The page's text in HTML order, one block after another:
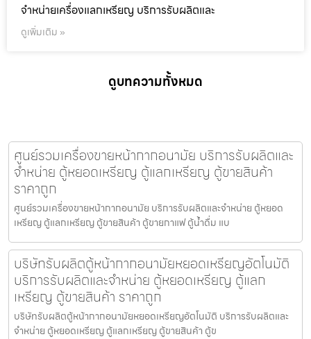
จำหน่ายเครื่องแลกเหรียญ บริการรับผลิตและ
ดูเพิ่มเติม »
ดูบทความทั้งหมด
ศูนย์รวมเครื่องขายหน้ากากอนามัย บริการรับผลิตและ
จำหน่าย ตู้หยอดเหรียญ ตู้แลกเหรียญ ตู้ขายสินค้า
ราคาถูก
ศูนย์รวมเครื่องขายหน้ากากอนามัย บริการรับผลิตและจำหน่าย ตู้หยอด
เหรียญ ตู้แลกเหรียญ ตู้ขายสินค้า ตู้ขายกาแฟ ตู้น้ำดื่ม แบ
บริษัทรับผลิตตู้หน้ากากอนามัยหยอดเหรียญ​​​อัตโนมัติ
บริการรับผลิตและจำหน่าย ตู้หยอดเหรียญ ตู้แลก
เหรียญ ตู้ขายสินค้า ราคาถูก
บริษัทรับผลิตตู้หน้ากากอนามัยหยอดเหรียญ​​​อัตโนมัติ บริการรับผลิตและ
จำหน่าย ตู้หยอดเหรียญ ตู้แลกเหรียญ ตู้ขายสินค้า ตู้ข